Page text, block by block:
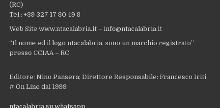
(RC)
Tel.: +39 327 17 30 49 8
Web Site www.ntacalabria.it – info@ntacalabria.it
“Il nome ed il logo ntacalabria, sono un marchio registrato”
presso CCIAA – RC
Editore: Nino Pansera; Direttore Responsabile: Francesco Iriti
# On Line dal 1999
ntacalabria su whatsapp